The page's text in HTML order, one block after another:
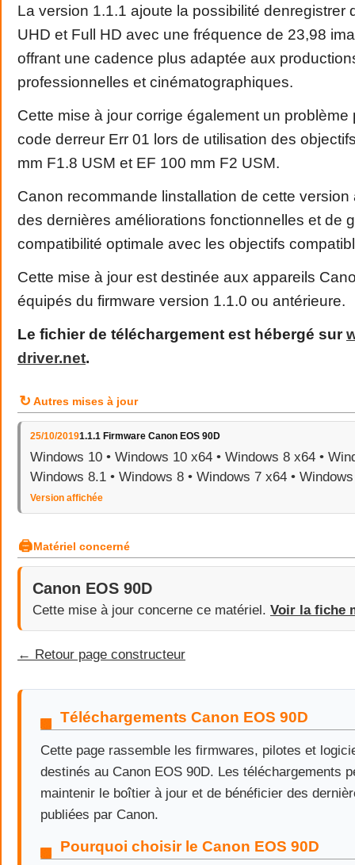
La version 1.1.1 ajoute la possibilité denregistrer
UHD et Full HD avec une fréquence de 23,98
offrant une cadence plus adaptée aux
professionnelles et cinématographiques.
Cette mise à jour corrige également un problème
code derreur Err 01 lors de utilisation des
mm F1.8 USM et EF 100 mm F2 USM.
Canon recommande linstallation de cette version
des dernières améliorations fonctionnelles et de
compatibilité optimale avec les objectifs
Cette mise à jour est destinée aux appareils
équipés du firmware version 1.1.0 ou antérieure.
Le fichier de téléchargement est hébergé sur
driver.net.
↻ Autres mises à jour
25/10/20191.1.1 Firmware Canon EOS 90D
Windows 10 • Windows 10 x64 • Windows 8 x64 •
Windows 8.1 • Windows 8 • Windows 7 x64 •
Version affichée
🖨Matériel concerné
Canon EOS 90D
Cette mise à jour concerne ce matériel. Voir la fiche
← Retour page constructeur
Téléchargements Canon EOS 90D
Cette page rassemble les firmwares, pilotes et
destinés au Canon EOS 90D. Les téléchargements
maintenir le boîtier à jour et de bénéficier des
publiées par Canon.
Pourquoi choisir le Canon EOS 90D